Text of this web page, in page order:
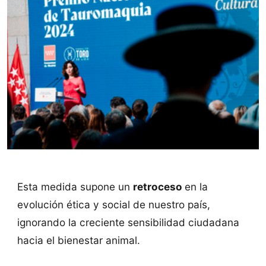
Esta medida supone un retroceso en la
evolución ética y social de nuestro país,
ignorando la creciente sensibilidad ciudadana
hacia el bienestar animal.